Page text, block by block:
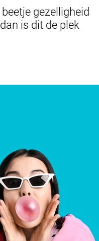
gezelligheid
is dit de plek